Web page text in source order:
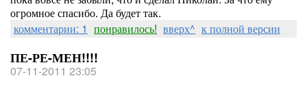
огромное спасибо. Да будет так.
комментарии: 1 понравилось! вверх^ к полной версии
ПЕ-РЕ-МЕН!!!!
07-11-2011 23:05